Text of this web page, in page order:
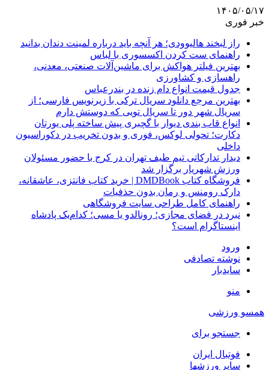
۱۴۰۵/۰۵/۱۷
خبر فوری
راز لبخند هالیوودی؛ هر آنچه باید درباره لمینت دندان بدانید
راهنمای ست کردن اکسسوری با لباس
بهترین فیلتر هواکش برای ماشین‌آلات صنعتی، معدنی،
راهسازی و کشاورزی
جدول قیمت انواع دام زنده در بندرعباس
بهترین مرجع دانلود سریال ترکی با زیرنویس فارسی؛ از
سریال شهر دور تا سریال تویی که دوستش دارم
انواع قاب بندی دیوار با گچبری پیش ساخته پلی یورتان
دکارت؛ تحولی لوکس، فوری و بدون تخریب در دکوراسیون
داخلی
دیدار تدارکاتی تیم طیف تهران در کرج با حضور مسئولان
ورزش شهریار برگزار شد
فروشگاه کتاب DMDBook | خرید کتاب فانتزی، عاشقانه،
دارک رومنس و رمان بدون حذفیات
راهنمای کامل طراحی سایت فروشگاهی
نبرد در فضای مجازی؛ رونالدو یا مسی؛ کدام‌یک پادشاه
اینستاگرام است؟
ورود
نوشته تصادفی
سایدبار
منو
همسو ورزشی
جستجو برای
فوتبال ایران
سایر ورزشها